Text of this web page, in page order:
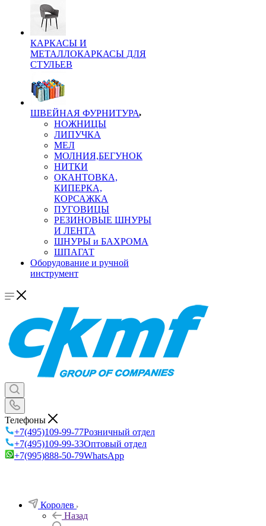
КАРКАСЫ И
МЕТАЛЛОКАРКАСЫ ДЛЯ
СТУЛЬЕВ
ШВЕЙНАЯ ФУРНИТУРА
НОЖНИЦЫ
ЛИПУЧКА
МЕЛ
МОЛНИЯ,БЕГУНОК
НИТКИ
ОКАНТОВКА,
КИПЕРКА,
КОРСАЖКА
ПУГОВИЦЫ
РЕЗИНОВЫЕ ШНУРЫ
И ЛЕНТА
ШНУРЫ и БАХРОМА
ШПАГАТ
Оборудование и ручной
инструмент
Телефоны
+7(495)109-99-77Розничный отдел
+7(495)109-99-33Оптовый отдел
+7(995)888-50-79WhatsApp
Королев
Назад